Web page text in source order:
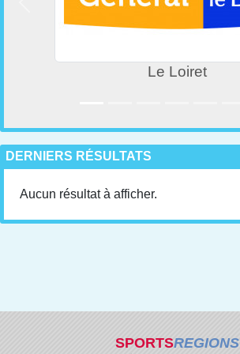
Le Loiret
DERNIERS RÉSULTATS
Aucun résultat à afficher.
SPORTSREGIONS